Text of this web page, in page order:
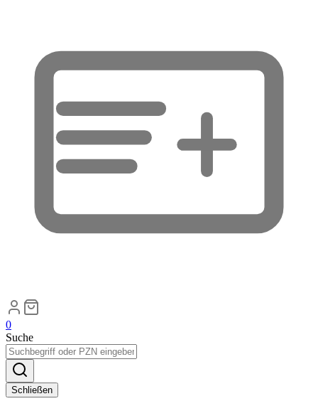
0
Suche
Schließen